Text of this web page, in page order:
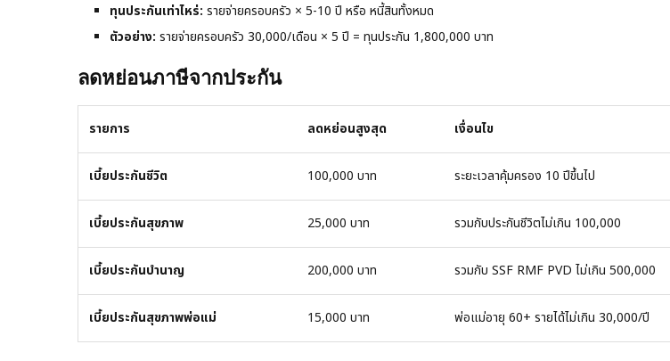
ทุนประกันเท่าไหร่: รายจ่ายครอบครัว × 5-10 ปี หรือ หนี้สินทั้งหมด
ตัวอย่าง: รายจ่ายครอบครัว 30,000/เดือน × 5 ปี = ทุนประกัน 1,800,000 บาท
ลดหย่อนภาษีจากประกัน
รายการ ลดหย่อนสูงสุด เงื่อนไข
เบี้ยประกันชีวิต 100,000 บาท ระยะเวลาคุ้มครอง 10 ปีขึ้นไป
เบี้ยประกันสุขภาพ 25,000 บาท รวมกับประกันชีวิตไม่เกิน 100,000
เบี้ยประกันบำนาญ 200,000 บาท รวมกับ SSF RMF PVD ไม่เกิน 500,000
เบี้ยประกันสุขภาพพ่อแม่ 15,000 บาท พ่อแม่อายุ 60+ รายได้ไม่เกิน 30,000/ปี